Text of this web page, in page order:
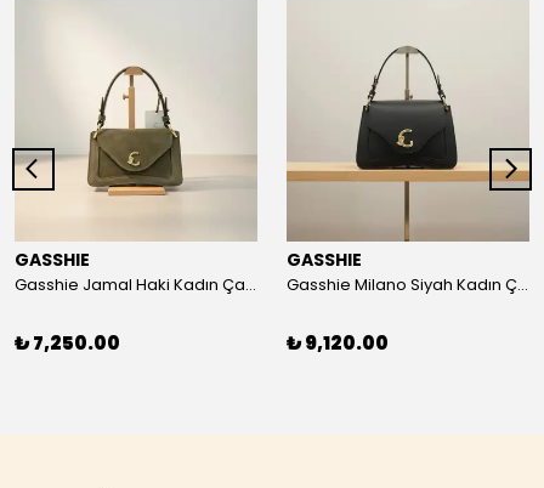
GASSHIE
Gasshie Jamal Haki Kadın Çanta 8644
₺ 7,250.00
GASSHIE
Gasshie Milano Siyah Kadın Çanta 8654
₺ 9,120.00